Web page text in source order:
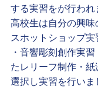
する実習をが行われ
高校生は自分の興味
スホットショップ
・音響彫刻創作実
たレリーフ制作・
選択し実習を行いま